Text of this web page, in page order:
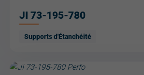
JI 73-195-780
Supports d'Étanchéité